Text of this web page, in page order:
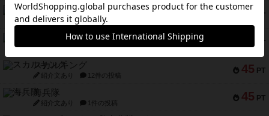
46 PT
ガルフストライク
紹介文あり 1件の投稿
PT
エコーズ・オブ・タイム
紹介文なし 8件の投稿
45 PT
スカルキング
紹介文あり 12件の投稿
45 PT
海兵隊
紹介文あり 1件の投稿